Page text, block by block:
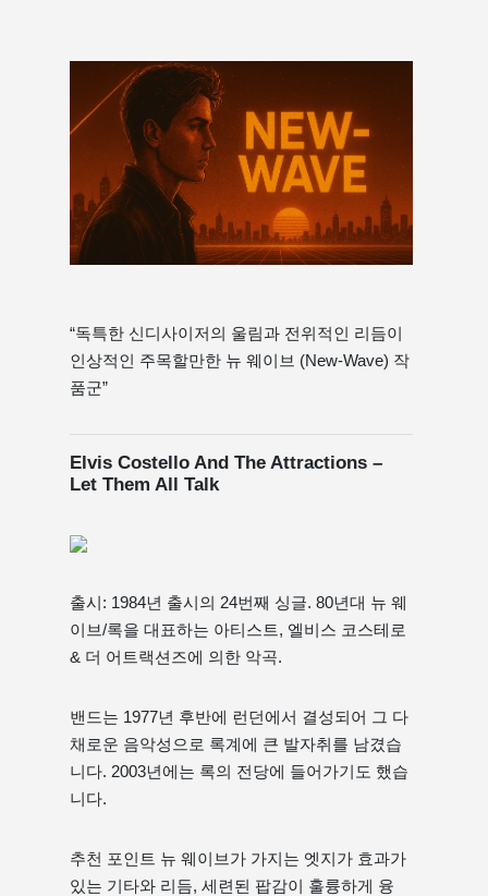
“독특한 신디사이저의 울림과 전위적인 리듬이
인상적인 주목할만한 뉴 웨이브 (New-Wave) 작
품군”
Elvis Costello And The Attractions –
Let Them All Talk
출시: 1984년 출시의 24번째 싱글. 80년대 뉴 웨
이브/록을 대표하는 아티스트, 엘비스 코스테로
& 더 어트랙션즈에 의한 악곡.
밴드는 1977년 후반에 런던에서 결성되어 그 다
채로운 음악성으로 록계에 큰 발자취를 남겼습
니다. 2003년에는 록의 전당에 들어가기도 했습
니다.
추천 포인트 뉴 웨이브가 가지는 엣지가 효과가
있는 기타와 리듬, 세련된 팝감이 훌륭하게 융